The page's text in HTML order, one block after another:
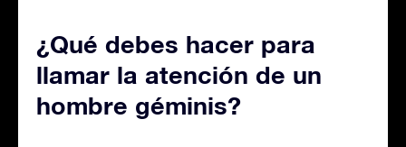
¿Qué debes hacer para
llamar la atención de un
hombre géminis?